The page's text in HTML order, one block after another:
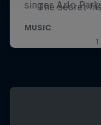
The secret